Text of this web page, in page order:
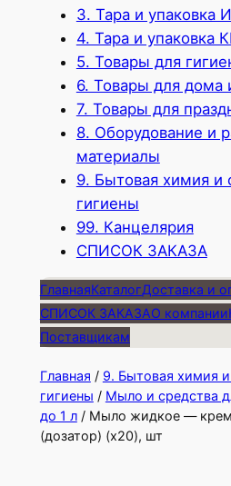
3. Тара и
4. Тара и упаковка
5. Товары для
6. Товары для дома
7. Товары для
8. Оборудование и
материалы
9. Бытовая химия и
гигиены
99. Канцелярия
СПИСОК ЗАКАЗА
ГлавнаяКаталогДоставка и
СПИСОК ЗАКАЗАО компании
Поставщикам
Главная / 9. Бытовая химия
гигиены / Мыло и средства
до 1 л/ Мыло жидкое —
(дозатор) (х20), шт